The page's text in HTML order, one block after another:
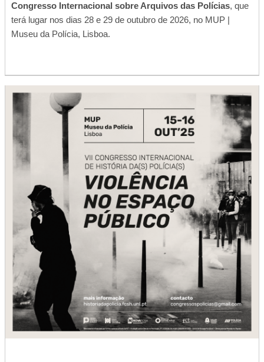
Congresso Internacional sobre Arquivos das Polícias, que
terá lugar nos dias 28 e 29 de outubro de 2026, no MUP |
Museu da Polícia, Lisboa.